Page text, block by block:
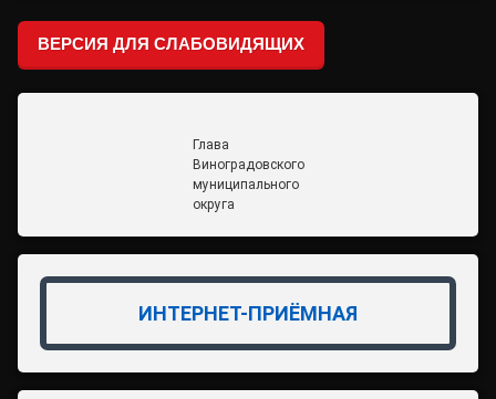
ВЕРСИЯ ДЛЯ СЛАБОВИДЯЩИХ
Глава
Виноградовского
муниципального
округа
ИНТЕРНЕТ-ПРИЁМНАЯ